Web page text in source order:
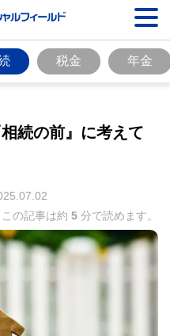
税金 年金
続の前』に考えて
この記事は約 5 分で読めます。